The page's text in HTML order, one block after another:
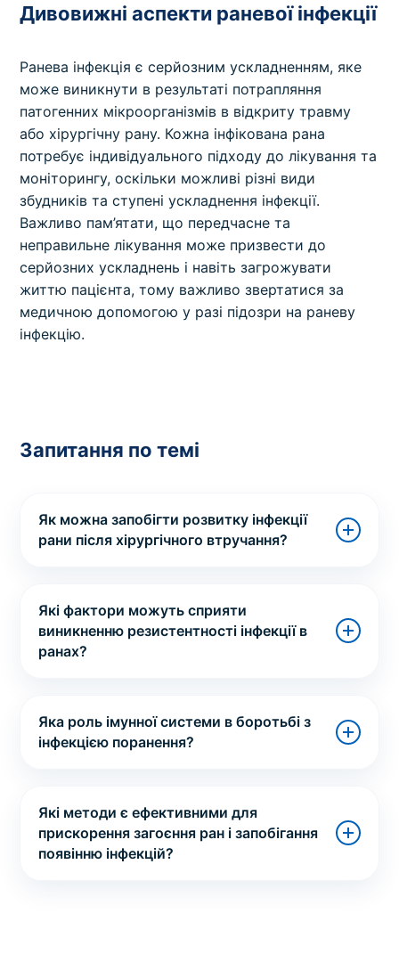
Дивовижні аспекти раневої інфекції
Ранева інфекція є серйозним ускладненням, яке
може виникнути в результаті потрапляння
патогенних мікроорганізмів в відкриту травму
або хірургічну рану. Кожна інфікована рана
потребує індивідуального підходу до лікування та
моніторингу, оскільки можливі різні види
збудників та ступені ускладнення інфекції.
Важливо пам’ятати, що передчасне та
неправильне лікування може призвести до
серйозних ускладнень і навіть загрожувати
життю пацієнта, тому важливо звертатися за
медичною допомогою у разі підозри на раневу
інфекцію.
Запитання по темі
Як можна запобігти розвитку інфекції
рани після хірургічного втручання?
Які фактори можуть сприяти
виникненню резистентності інфекції в
ранах?
Яка роль імунної системи в боротьбі з
інфекцією поранення?
Які методи є ефективними для
прискорення загоєння ран і запобігання
появінню інфекцій?